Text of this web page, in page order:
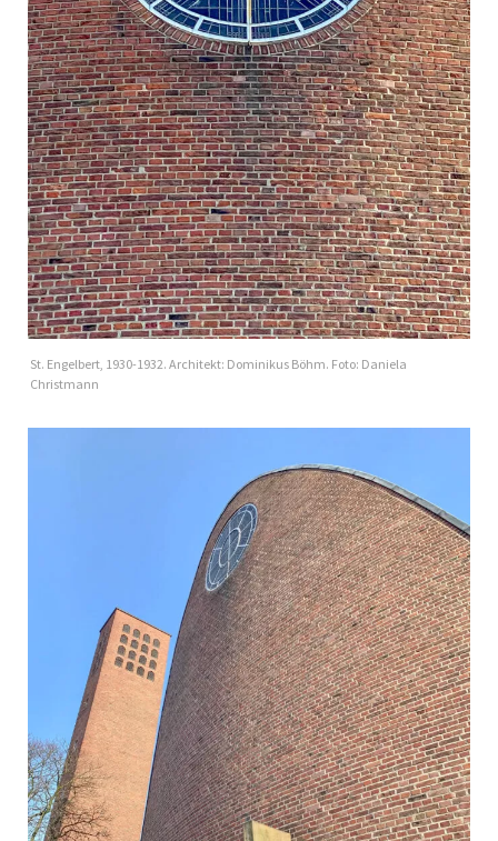
St. Engelbert, 1930-1932. Architekt: Dominikus Böhm. Foto: Daniela
Christmann